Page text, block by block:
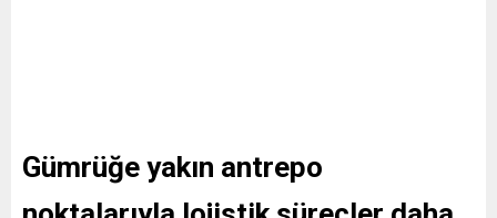
Gümrüğe yakın antrepo